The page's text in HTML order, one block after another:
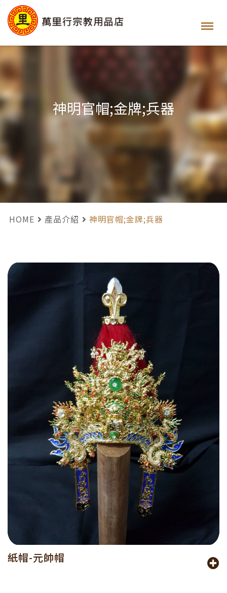
神明官帽;金牌;兵器
HOME 產品介紹 神明官帽;金牌;兵器
紙帽-元帥帽